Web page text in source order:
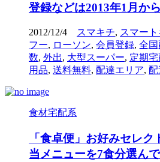
登録などは2013年1月か
2012/12/4 スマキチ, スマー
フー, ローソン, 会員登録, 全国
数, 外出, 大型スーパー, 定期
用品, 送料無料, 配達エリア, 配
食材宅配系
「食卓便」お好みセレ
当メニューを7食分選ん